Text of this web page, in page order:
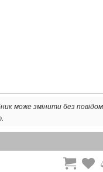
може змінити без